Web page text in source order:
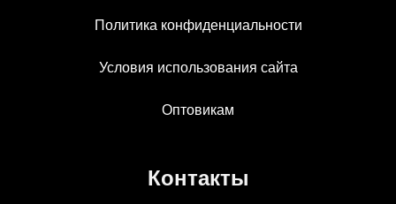
Политика конфиденциальности
Условия использования сайта
Оптовикам
Контакты